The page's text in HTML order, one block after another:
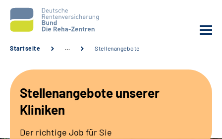
Unsere Kliniken
Startseite … Stellenangebote
Stellenangebote unserer
Kliniken
Der richtige Job für Sie